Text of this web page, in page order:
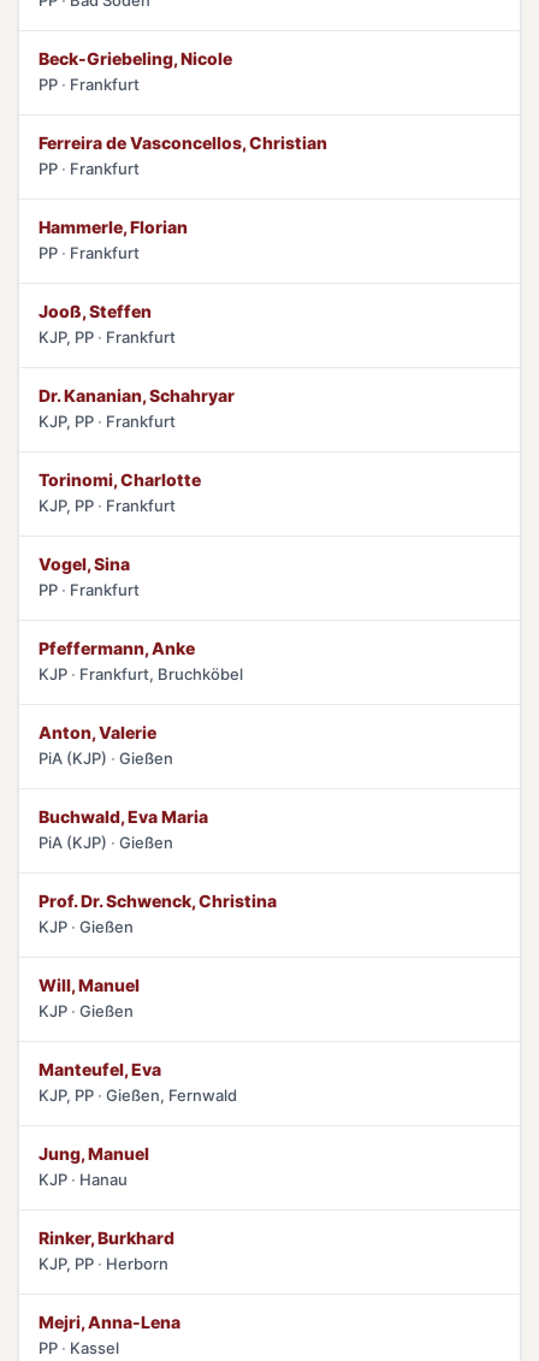
Beck-Griebeling, Nicole
PP Frankfurt
Ferreira de Vasconcellos, Christian
PP Frankfurt
Hammerle, Florian
PP Frankfurt
Jooß, Steffen
KJP, PP Frankfurt
Dr. Kananian, Schahryar
KJP, PP Frankfurt
Torinomi, Charlotte
KJP, PP Frankfurt
Vogel, Sina
PP Frankfurt
Pfeffermann, Anke
KJP Frankfurt, Bruchköbel
Anton, Valerie
PiA (KJP) Gießen
Buchwald, Eva Maria
PiA (KJP) Gießen
Prof. Dr. Schwenck, Christina
KJP Gießen
Will, Manuel
KJP Gießen
Manteufel, Eva
KJP, PP Gießen, Fernwald
Jung, Manuel
KJP Hanau
Rinker, Burkhard
KJP, PP Herborn
Mejri, Anna-Lena
PP Kassel